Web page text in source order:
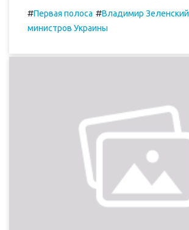
#Первая полоса #Владимир Зеленский
министров Украины